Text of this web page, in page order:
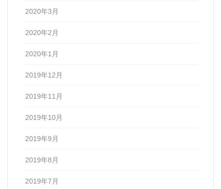
2020年3月
2020年2月
2020年1月
2019年12月
2019年11月
2019年10月
2019年9月
2019年8月
2019年7月